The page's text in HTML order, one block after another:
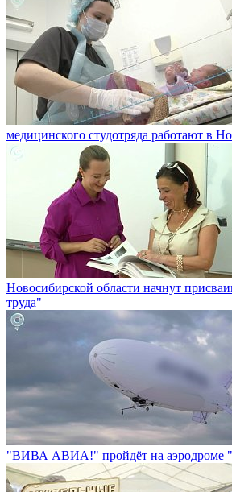
медицинского студотряда работают в
Новосибирской области начнут
труда"
"ВИВА АВИА!" пройдёт на аэродроме